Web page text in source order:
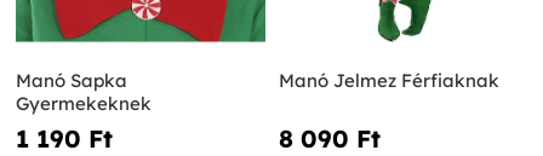
Manó Sapka
Gyermekeknek
1 190 Ft‎
Manó Jelmez Férfiaknak
8 090 Ft‎